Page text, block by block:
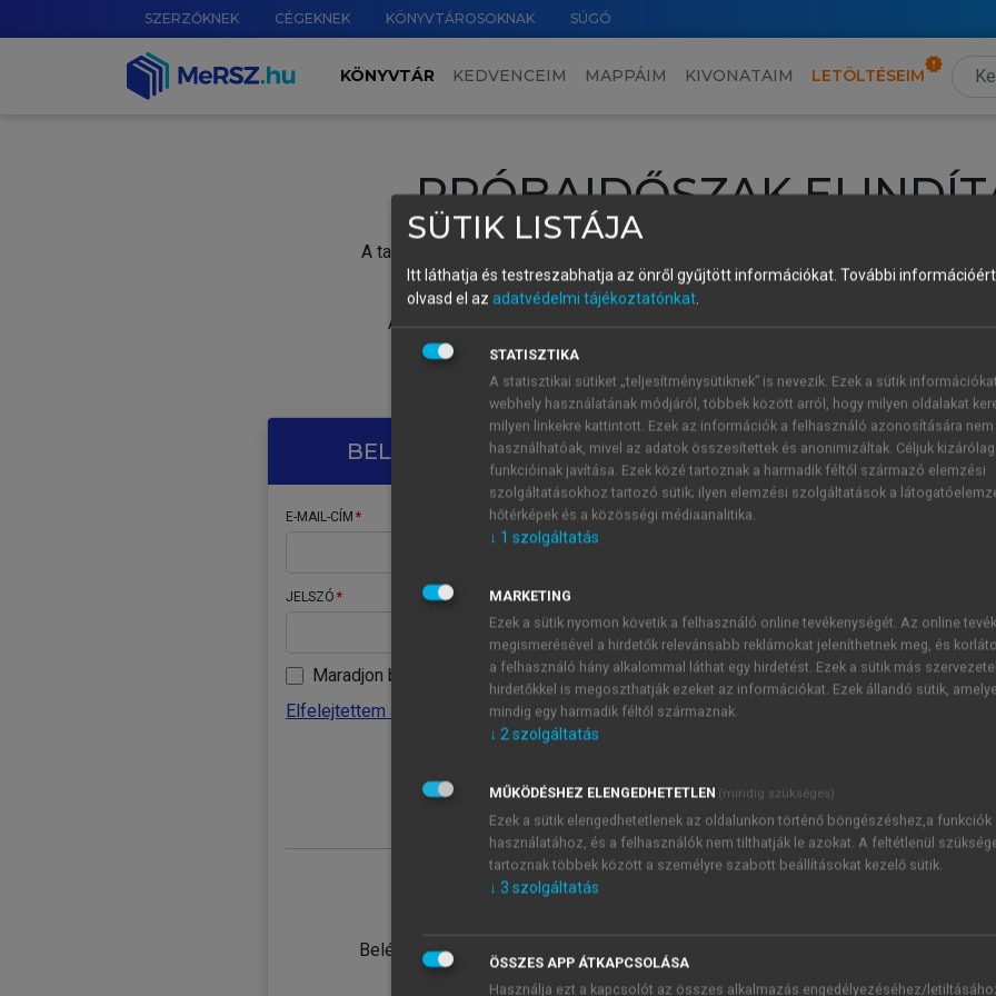
SZERZŐKNEK CÉGEKNEK KÖNYVTÁROSOKNAK SÚGÓ
KÖNYVTÁR KEDVENCEIM MAPPÁIM KIVONATAIM LETÖLTÉSEIM
PRÓBAIDŐSZAK
A tartalom megtekintéséhez lépj be a saját fiókoddal, iskolai azonosítóddal vagy
Új felhasználóként1 óra díjmentes hozzáférésrevagy
A próbaidőszak elindításához,
vagy hozz
A regisztráció után a
BELÉPÉS SAJÁT FIÓKKAL
E-MAIL-CÍM
JELSZÓ
Maradjon belépve
Elfelejtettem a jelszavamat
Belépés intézményi azonosítóval
ÚJ FIÓK
1 óra
JELSZÓ
Kérek értesítést a MeRSZ
Kérek értesítést az
SÜTIK LISTÁJA
Itt láthatja és testreszabhatja az önről gyűjtött információkat. További
olvasd el az adatvédelmi tájékoztatónkat.
STATISZTIKA
A statisztikai sütiket „teljesítménysütiknek” is nevezik. Ezek a sütik
webhely használatának módjáról, többek között arról, hogy milyen oldalakat
milyen linkekre kattintott. Ezek az információk a felhasználó azonosítására nem
használhatóak, mivel az adatok összesítettek és anonimizáltak. Céljuk
funkcióinak javítása. Ezek közé tartoznak a harmadik féltől származó elemzési
szolgáltatásokhoz tartozó sütik; ilyen elemzési szolgáltatások a
hőtérképek és a közösségi médiaanalitika.
↓ 1 szolgáltatás
MARKETING
Ezek a sütik nyomon követik a felhasználó online tevékenységét. Az online
megismerésével a hirdetők relevánsabb reklámokat jeleníthetnek meg, és
a felhasználó hány alkalommal láthat egy hirdetést. Ezek a sütik más
hirdetőkkel is megoszthatják ezeket az információkat. Ezek állandó sütik,
mindig egy harmadik féltől származnak.
↓ 2szolgáltatás
MŰKÖDÉSHEZ ELENGEDHETETLEN (mindig szükséges)
Ezek a sütik elengedhetetlenek az oldalunkon történő böngészéshez,a funkciók
használatához, és a felhasználók nem tilthatják le azokat. A feltétlenül
tartoznak többek között a személyre szabott beállításokat kezelő sütik.
↓ 3 szolgáltatás
ÖSSZES APP ÁTKAPCSOLÁSA
Használja ezt a kapcsolót az összes alkalmazás engedélyezéséhez/